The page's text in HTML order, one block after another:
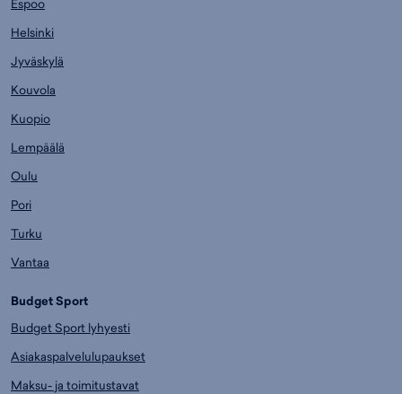
Espoo
Helsinki
Jyväskylä
Kouvola
Kuopio
Lempäälä
Oulu
Pori
Turku
Vantaa
Budget Sport
Budget Sport lyhyesti
Asiakaspalvelulupaukset
Maksu- ja toimitustavat